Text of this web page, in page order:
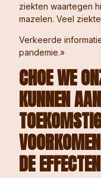
ziekten waartegen
mazelen. Veel
Verkeerde
pandemie.»
CHOE WE
KUNNEN
VOORKOMEN
DE